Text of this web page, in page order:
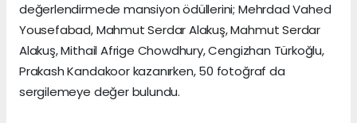
değerlendirmede mansiyon ödüllerini; Mehrdad Vahed
Yousefabad, Mahmut Serdar Alakuş, Mahmut Serdar
Alakuş, Mithail Afrige Chowdhury, Cengizhan Türkoğlu,
Prakash Kandakoor kazanırken, 50 fotoğraf da
sergilemeye değer bulundu.